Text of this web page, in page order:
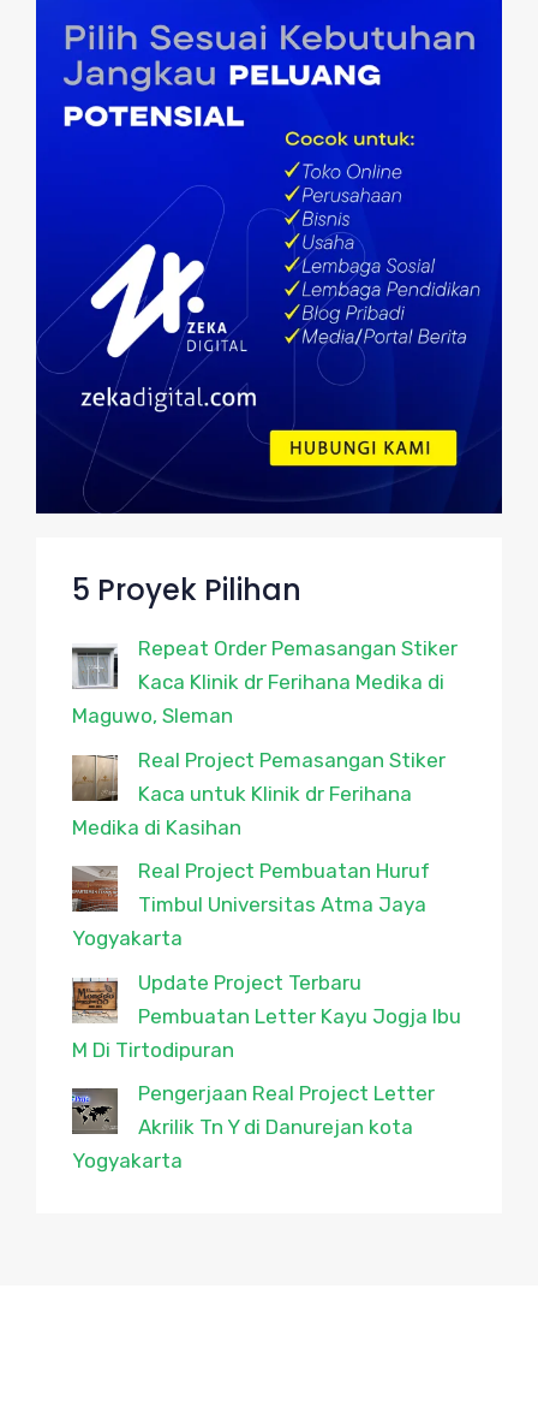
5 Proyek Pilihan
Repeat Order Pemasangan Stiker
Kaca Klinik dr Ferihana Medika di
Maguwo, Sleman
Real Project Pemasangan Stiker
Kaca untuk Klinik dr Ferihana
Medika di Kasihan
Real Project Pembuatan Huruf
Timbul Universitas Atma Jaya
Yogyakarta
Update Project Terbaru
Pembuatan Letter Kayu Jogja Ibu
M Di Tirtodipuran
Pengerjaan Real Project Letter
Akrilik Tn Y di Danurejan kota
Yogyakarta